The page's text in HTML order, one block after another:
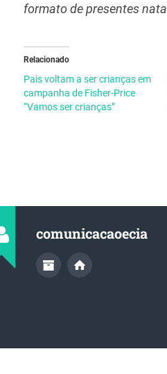
formato de presentes
Relacionado
Pais voltam a ser crianças em
campanha de Fisher-Price
“Vamos ser crianças”
comunicacaoecia